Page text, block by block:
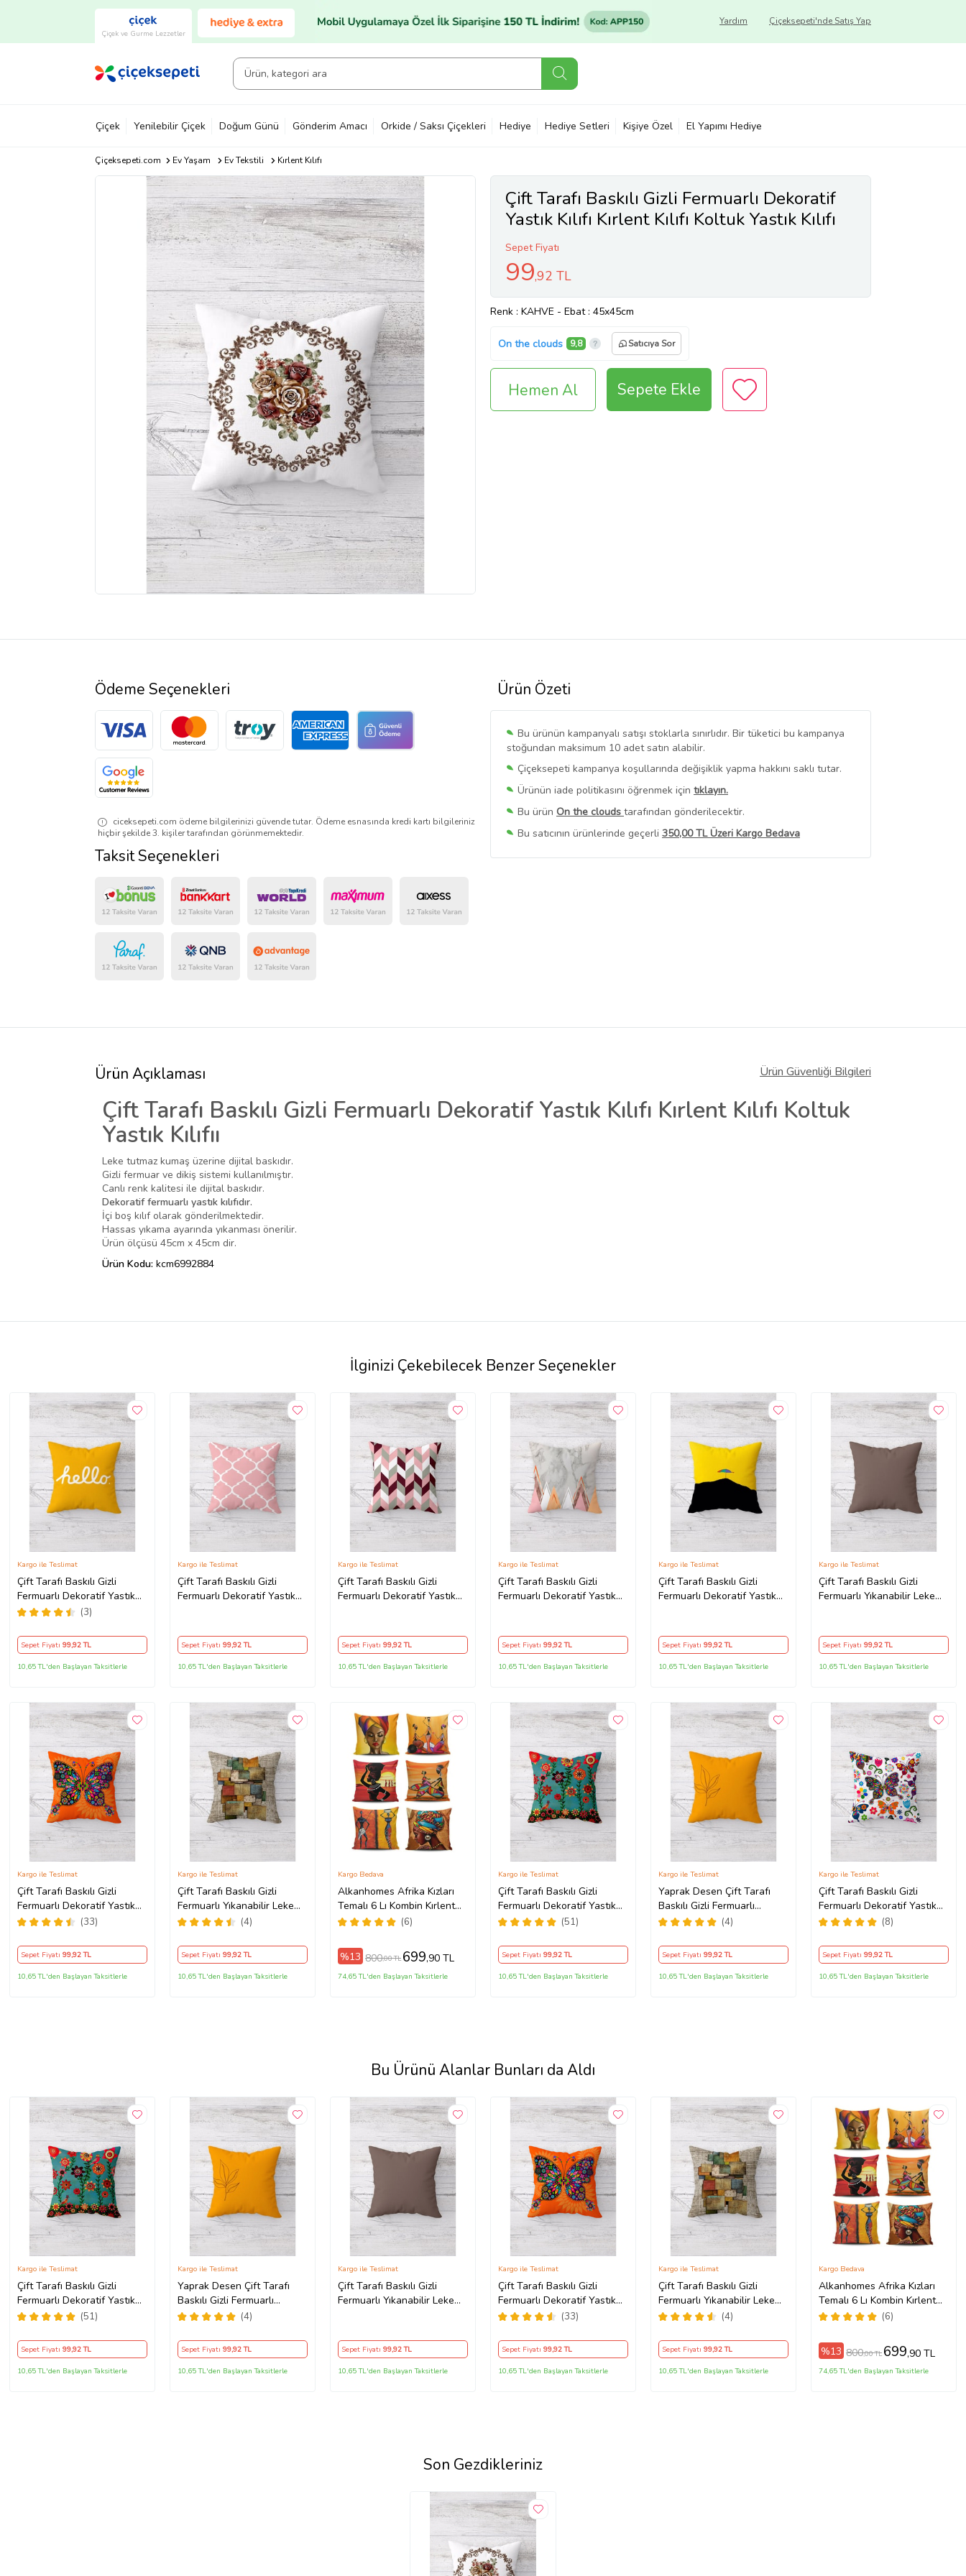
Çiçek ve Gurme Lezzetler
Çiçeksepeti'nde Satış Yap
Yardım
Çiçek Yenilebilir Çiçek Doğum Günü Gönderim Amacı Orkide / Saksı Çiçekleri Hediye Hediye Setleri Kişiye Özel El Yapımı Hediye
Çiçeksepeti.com Ev Yaşam Ev Tekstili Kırlent Kılıfı
Çift Tarafı Baskılı Gizli Fermuarlı Dekoratif
Yastık Kılıfı Kırlent Kılıfı Koltuk Yastık Kılıfı
(KAHVE)
Sepet Fiyatı
99,92 TL
Renk : KAHVE - Ebat : 45x45cm
On the clouds 9,8 Satıcıya Sor
Hemen Al Sepete Ekle
Ürün Özeti
Bu ürünün kampanyalı satışı stoklarla sınırlıdır. Bir tüketici bu kampanya
stoğundan maksimum 10 adet satın alabilir.
Çiçeksepeti kampanya koşullarında değişiklik yapma hakkını saklı tutar.
Ürünün iade politikasını öğrenmek için tıklayın.
Bu ürün On the clouds tarafından gönderilecektir.
Bu satıcının ürünlerinde geçerli 350,00 TL Üzeri Kargo Bedava
Bu SatıcınınTüm Ürünlerini Görüntüle
Ödeme Seçenekleri
ciceksepeti.com ödeme bilgilerinizi güvende tutar. Ödeme esnasında kredi kartı bilgileriniz
hiçbir şekilde 3. kişiler tarafından görünmemektedir.
Taksit Seçenekleri
Ürün Açıklaması Ürün Güvenliği Bilgileri
Çift Tarafı Baskılı Gizli Fermuarlı Dekoratif Yastık Kılıfı Kırlent Kılıfı Koltuk
Yastık Kılıfıı
Leke tutmaz kumaş üzerine dijital baskıdır.
Gizli fermuar ve dikiş sistemi kullanılmıştır.
Canlı renk kalitesi ile dijital baskıdır.
Dekoratif fermuarlı yastık kılıfıdır.
İçi boş kılıf olarak gönderilmektedir.
Hassas yıkama ayarında yıkanması önerilir.
Ürün ölçüsü 45cm x 45cm dir.
Ürün Kodu: kcm6992884
İlginizi Çekebilecek Benzer Seçenekler
Çift Tarafı Baskılı Gizli
Fermuarlı Dekoratif Yastık
Kılıfı Kırlent Kılıfı Koltuk
(3)
Kargo ile Teslimat
Sepet Fiyatı 99,92 TL
10,65 TL'den Başlayan Taksitlerle
Çift Tarafı Baskılı Gizli
Fermuarlı Dekoratif Yastık
Kargo ile Teslimat
Sepet Fiyatı 99,92 TL
10,65 TL'den Başlayan Taksitlerle
Çift Tarafı Baskılı Gizli
Fermuarlı Dekoratif Yastık
Kargo ile Teslimat
Sepet Fiyatı 99,92 TL
10,65 TL'den Başlayan Taksitlerle
Çift Tarafı Baskılı Gizli
Fermuarlı Dekoratif Yastık
Kargo ile Teslimat
Sepet Fiyatı 99,92 TL
10,65 TL'den Başlayan Taksitlerle
Çift Tarafı Baskılı Gizli
Fermuarlı Dekoratif Yastık
Kargo ile Teslimat
Sepet Fiyatı99,92 TL
10,65 TL'den Başlayan Taksitlerle
Çift Tarafı Baskılı Gizli
Fermuarlı Yıkanabilir Leke
Kargo ile Teslimat
Sepet Fiyatı99,92 TL
10,65 TL'den Başlayan Taksitlerle
Çift Tarafı Baskılı Gizli
Fermuarlı Dekoratif Yastık
Kılıfı Kırlent Kılıfı Koltuk
(33)
Kargo ile Teslimat
Sepet Fiyatı 99,92 TL
10,65 TL'den Başlayan Taksitlerle
Çift Tarafı Baskılı Gizli
Fermuarlı Yıkanabilir Leke
Tutmaz Dekoratif Kırlent
(4)
Kargo ile Teslimat
Sepet Fiyatı 99,92 TL
10,65 TL'den Başlayan Taksitlerle
Alkanhomes Afrika Kızları
Temalı 6 Lı Kombin Kırlent
Kılıfı
(6)
Kargo Bedava
%13 800,00 TL 699,90 TL
74,65 TL'den Başlayan Taksitlerle
Çift Tarafı Baskılı Gizli
Fermuarlı Dekoratif Yastık
Kılıfı Kırlent Kılıfı Koltuk
(51)
Kargo ile Teslimat
Sepet Fiyatı 99,92 TL
10,65 TL'den Başlayan Taksitlerle
Yaprak Desen Çift Tarafı
Baskılı Gizli Fermuarlı
Yıkanabilir Leke Tutmaz
(Turuncu)
(4)
Kargo ile Teslimat
Sepet Fiyatı99,92 TL
10,65 TL'den Başlayan Taksitlerle
Çift Tarafı Baskılı Gizli
Fermuarlı Dekoratif Yastık
Kılıfı Kırlent Kılıfı Koltuk
(8)
Kargo ile Teslimat
Sepet Fiyatı99,92 TL
10,65 TL'den Başlayan Taksitlerle
Bu Ürünü Alanlar Bunları da Aldı
Çift Tarafı Baskılı Gizli
Fermuarlı Dekoratif Yastık
Kılıfı Kırlent Kılıfı Koltuk
(51)
Kargo ile Teslimat
Sepet Fiyatı 99,92 TL
10,65 TL'den Başlayan Taksitlerle
Yaprak Desen Çift Tarafı
Baskılı Gizli Fermuarlı
Yıkanabilir Leke Tutmaz
(Turuncu)
(4)
Kargo ile Teslimat
Sepet Fiyatı 99,92 TL
10,65 TL'den Başlayan Taksitlerle
Çift Tarafı Baskılı Gizli
Fermuarlı Yıkanabilir Leke
Kargo ile Teslimat
Sepet Fiyatı 99,92 TL
10,65 TL'den Başlayan Taksitlerle
Çift Tarafı Baskılı Gizli
Fermuarlı Dekoratif Yastık
Kılıfı Kırlent Kılıfı Koltuk
(33)
Kargo ile Teslimat
Sepet Fiyatı 99,92 TL
10,65 TL'den Başlayan Taksitlerle
Çift Tarafı Baskılı Gizli
Fermuarlı Yıkanabilir Leke
Tutmaz Dekoratif Kırlent
(4)
Kargo ile Teslimat
Sepet Fiyatı99,92 TL
10,65 TL'den Başlayan Taksitlerle
Alkanhomes Afrika Kızları
Temalı 6 Lı Kombin Kırlent
Kılıfı
(6)
Kargo Bedava
%13 800,00 TL 699,90 TL
74,65 TL'den Başlayan Taksitlerle
Son Gezdikleriniz